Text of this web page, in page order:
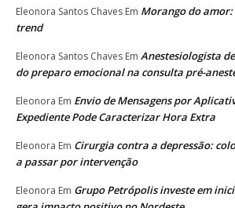
Eleonora Santos Chaves Em Morango do
trend
Eleonora Santos Chaves Em Anestesiologista
do preparo emocional na consulta pré-
Eleonora Em Envio de Mensagens por
Expediente Pode Caracterizar Hora Extra
Eleonora Em Cirurgia contra a depressão:
a passar por intervenção
Eleonora Em Grupo Petrópolis investe em